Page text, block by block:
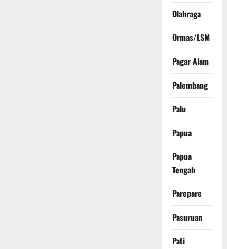
Olahraga
Ormas/LSM
Pagar Alam
Palembang
Palu
Papua
Papua
Tengah
Parepare
Pasuruan
Pati